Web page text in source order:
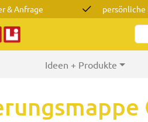
& Anfrage persönliche
Ideen + Produkte